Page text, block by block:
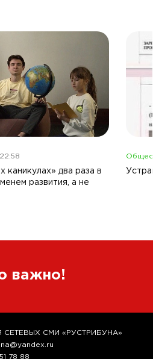
каникулах» два раза в
развития, а не
важно!
СМИ «РУСТРИБУНА»
78 88